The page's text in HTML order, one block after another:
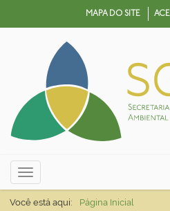
MAPA DO SITE
Toggle navigation
Você está aqui: Página Inicial